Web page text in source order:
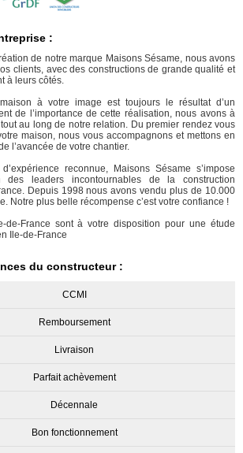
:
de notre marque Maisons Sésame, nous avons
clients, avec des constructions de grande qualité et
à leurs côtés.
à votre image est toujours le résultat d’un
de l’importance de cette réalisation, nous avons à
au long de notre relation. Du premier rendez vous
maison, nous vous accompagnons et mettons en
l’avancée de votre chantier.
reconnue, Maisons Sésame s’impose
des leaders incontournables de la construction
Depuis 1998 nous avons vendu plus de 10.000
Notre plus belle récompense c’est votre confiance !
de-France sont à votre disposition pour une étude
Ile-de-France
du constructeur :
CCMI
Remboursement
Livraison
Parfait achèvement
Décennale
Bon fonctionnement